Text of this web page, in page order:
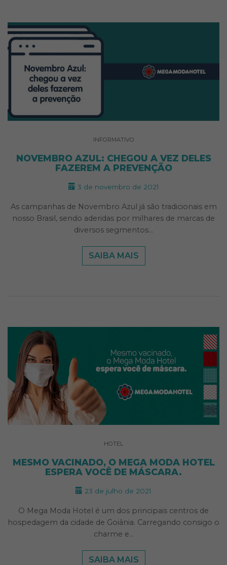
INFORMATIVO
NOVEMBRO AZUL: CHEGOU A VEZ DELES
FAZEREM A PREVENÇÃO
3 de novembro de 2021
As campanhas de Novembro Azul já são tradicionais em
nosso Brasil, sendo aderidas por milhares de marcas de
diversos segmentos…
SAIBA MAIS
HOTEL
MESMO VACINADO, O MEGA MODA HOTEL
ESPERA VOCÊ DE MÁSCARA.
23 de julho de 2021
O Mega Moda Hotel é um dos principais centros de
hospedagem da cidade de Goiânia. Carregando consigo o
charme e…
SAIBA MAIS